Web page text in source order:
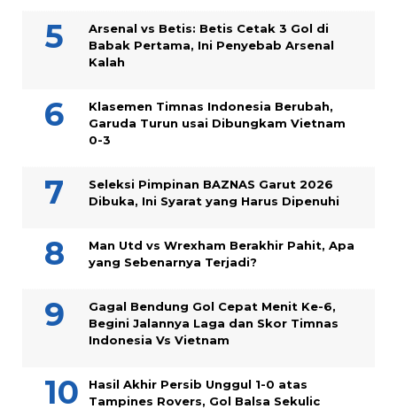
Arsenal vs Betis: Betis Cetak 3 Gol di
Babak Pertama, Ini Penyebab Arsenal
Kalah
Klasemen Timnas Indonesia Berubah,
Garuda Turun usai Dibungkam Vietnam
0-3
Seleksi Pimpinan BAZNAS Garut 2026
Dibuka, Ini Syarat yang Harus Dipenuhi
Man Utd vs Wrexham Berakhir Pahit, Apa
yang Sebenarnya Terjadi?
Gagal Bendung Gol Cepat Menit Ke-6,
Begini Jalannya Laga dan Skor Timnas
Indonesia Vs Vietnam
Hasil Akhir Persib Unggul 1-0 atas
Tampines Rovers, Gol Balsa Sekulic